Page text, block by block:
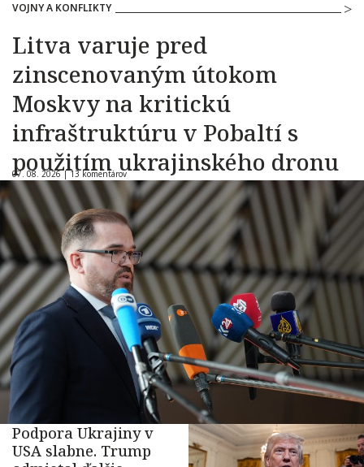
VOJNY A KONFLIKTY
Litva varuje pred
zinscenovaným útokom
Moskvy na kritickú
infraštruktúru v Pobaltí s
použitím ukrajinského dronu
07. 08. 2026 |13 komentárov
Podpora Ukrajiny v
USA slabne. Trump